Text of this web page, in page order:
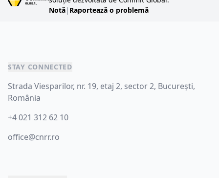
Notă| Raportează o problemă
STAY CONNECTED
Strada Viesparilor, nr. 19, etaj 2, sector 2, București,
România
+4 021 312 62 10
office@cnrr.ro